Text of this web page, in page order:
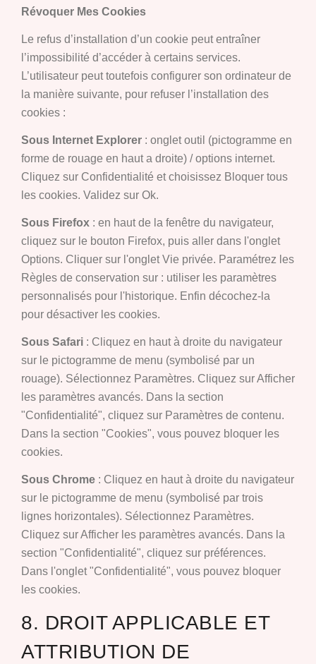
Révoquer Mes Cookies
Le refus d’installation d’un cookie peut entraîner
l’impossibilité d’accéder à certains services.
L’utilisateur peut toutefois configurer son ordinateur de
la manière suivante, pour refuser l’installation des
cookies :
Sous Internet Explorer : onglet outil (pictogramme en
forme de rouage en haut a droite) / options internet.
Cliquez sur Confidentialité et choisissez Bloquer tous
les cookies. Validez sur Ok.
Sous Firefox : en haut de la fenêtre du navigateur,
cliquez sur le bouton Firefox, puis aller dans l'onglet
Options. Cliquer sur l'onglet Vie privée. Paramétrez les
Règles de conservation sur : utiliser les paramètres
personnalisés pour l'historique. Enfin décochez-la
pour désactiver les cookies.
Sous Safari : Cliquez en haut à droite du navigateur
sur le pictogramme de menu (symbolisé par un
rouage). Sélectionnez Paramètres. Cliquez sur Afficher
les paramètres avancés. Dans la section
"Confidentialité", cliquez sur Paramètres de contenu.
Dans la section "Cookies", vous pouvez bloquer les
cookies.
Sous Chrome : Cliquez en haut à droite du navigateur
sur le pictogramme de menu (symbolisé par trois
lignes horizontales). Sélectionnez Paramètres.
Cliquez sur Afficher les paramètres avancés. Dans la
section "Confidentialité", cliquez sur préférences.
Dans l'onglet "Confidentialité", vous pouvez bloquer
les cookies.
8. DROIT APPLICABLE ET
ATTRIBUTION DE